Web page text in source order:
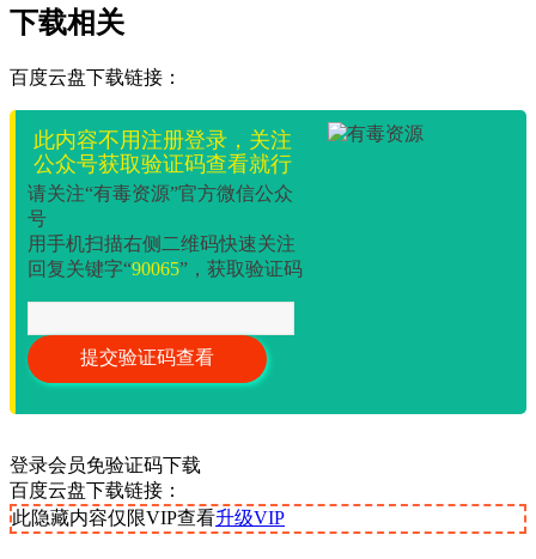
下载相关
百度云盘下载链接：
此内容不用注册登录，关注
公众号获取验证码查看就行
请关注“有毒资源”官方微信公众
号
用手机扫描右侧二维码快速关注
回复关键字“90065”，获取验证码
登录会员免验证码下载
百度云盘下载链接：
此隐藏内容仅限VIP查看升级VIP